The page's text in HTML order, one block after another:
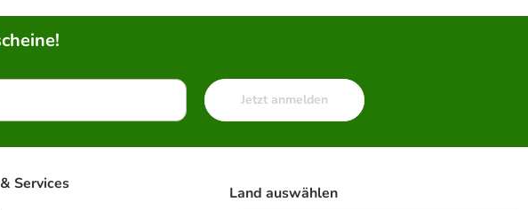
Jetzt anmelden
Services Land auswählen